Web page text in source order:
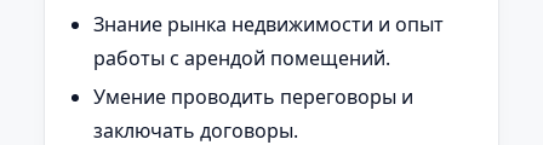
Знание рынка недвижимости и опыт
работы с арендой помещений.
Умение проводить переговоры и
заключать договоры.